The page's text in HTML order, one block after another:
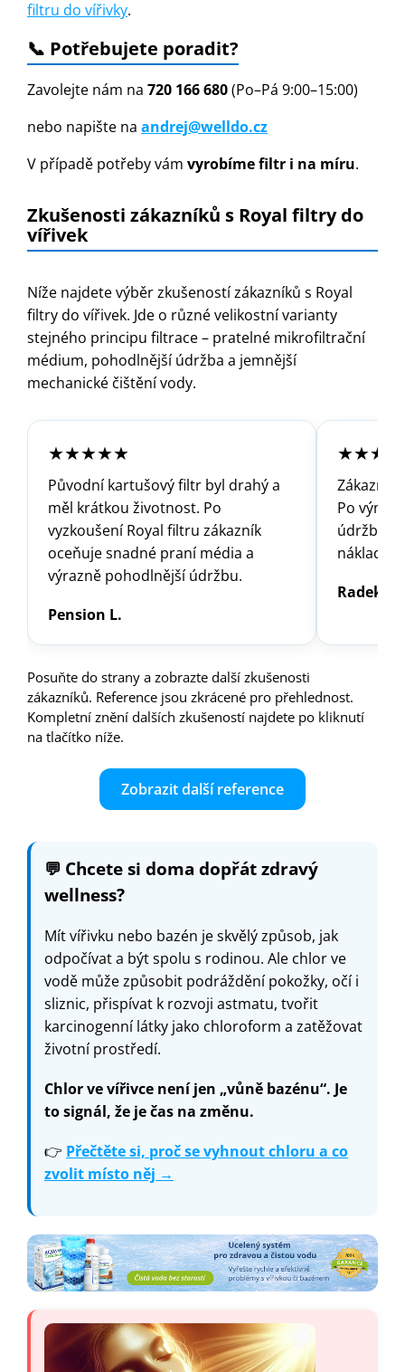
filtru do vířivky.
📞 Potřebujete poradit?
Zavolejte nám na 720 166 680(Po–Pá 9:00–15:00)
nebo napište na andrej@welldo.cz
V případě potřeby vám vyrobíme filtr i na míru.
Zkušenosti zákazníků s Royal filtry do
vířivek
Níže najdete výběr zkušeností zákazníků s Royal
filtry do vířivek. Jde o různé velikostní varianty
stejného principu filtrace – pratelné mikrofiltrační
médium, pohodlnější údržba a jemnější
mechanické čištění vody.
★★★★★
Původní kartušový filtr byl drahý a
měl krátkou životnost. Po
vyzkoušení Royal filtru zákazník
oceňuje snadné praní média a
výrazně pohodlnější údržbu.
Pension L.
Zákazník
Po
údržba
náklady
Radek K.
Posuňte do strany a zobrazte další zkušenosti
zákazníků. Reference jsou zkrácené pro přehlednost.
Kompletní znění dalších zkušeností najdete po kliknutí
na tlačítko níže.
Zobrazit další reference
💬 Chcete si doma dopřát zdravý
wellness?
Mít vířivku nebo bazén je skvělý způsob, jak
odpočívat a být spolu s rodinou. Ale chlor ve
vodě může způsobit podráždění pokožky, očí i
sliznic, přispívat k rozvoji astmatu, tvořit
karcinogenní látky jako chloroform a zatěžovat
životní prostředí.
Chlor ve vířivce není jen „vůně bazénu“. Je
to signál, že je čas na změnu.
👉 Přečtěte si, proč se vyhnout chloru a co
zvolit místo něj →